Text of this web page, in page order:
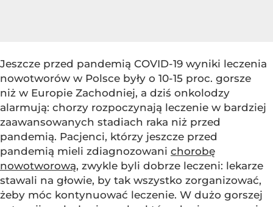
Jeszcze przed pandemią COVID-19 wyniki leczenia
nowotworów w Polsce były o 10-15 proc. gorsze
niż w Europie Zachodniej, a dziś onkolodzy
alarmują: chorzy rozpoczynają leczenie w bardziej
zaawansowanych stadiach raka niż przed
pandemią. Pacjenci, którzy jeszcze przed
pandemią mieli zdiagnozowani chorobę
nowotworową, zwykle byli dobrze leczeni: lekarze
stawali na głowie, by tak wszystko zorganizować,
żeby móc kontynuować leczenie. W dużo gorszej